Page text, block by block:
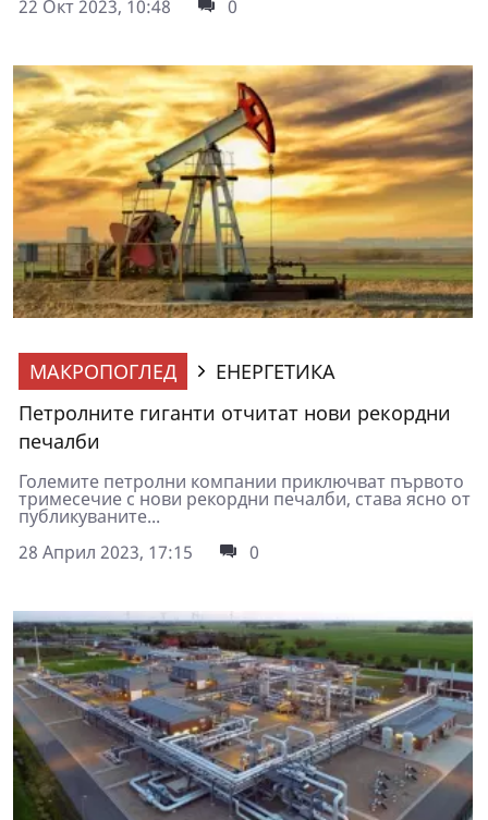
22 Окт 2023, 10:48
0
МАКРОПОГЛЕД
ЕНЕРГЕТИКА
Петролните гиганти отчитат нови рекордни
печалби
Големите петролни компании приключват първото
тримесечие с нови рекордни печалби, става ясно от
публикуваните...
28 Април 2023, 17:15
0